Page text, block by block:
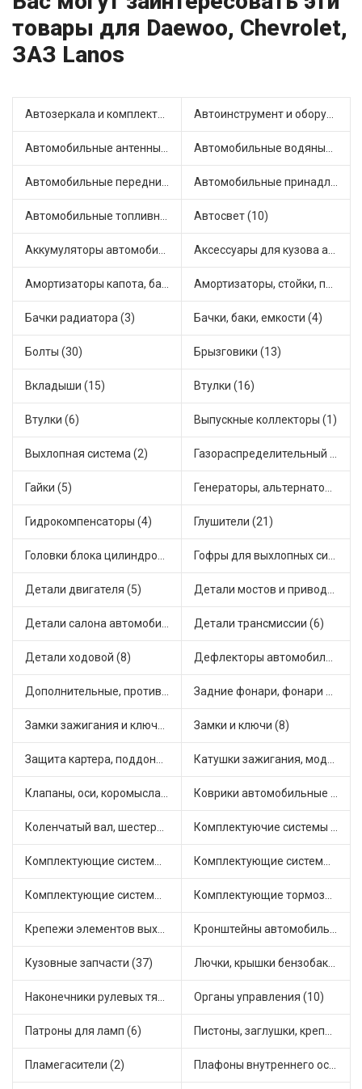
товары для Daewoo, Chevrolet,
ЗАЗ Lanos
Автозеркала и комплектующие (6) Автоинструмент и оборудование (3)
Автомобильные антенны (1) Автомобильные водяные насосы (11)
Автомобильные передние фары (2) Автомобильные принадлежности и аксессуары (2)
Автомобильные топливные насосы (15) Автосвет (10)
Аккумуляторы автомобильные (1) Аксессуары для кузова автомобиля (1)
Амортизаторы капота, багажника (2) Амортизаторы, стойки, подушки стоек (36)
Бачки радиатора (3) Бачки, баки, емкости (4)
Болты (30) Брызговики (13)
Вкладыши (15) Втулки (16)
Втулки (6) Выпускные коллекторы (1)
Выхлопная система (2) Газораспределительный механизм (1)
Гайки (5) Генераторы, альтернаторы и комплектующие (16)
Гидрокомпенсаторы (4) Глушители (21)
Головки блока цилиндров (1) Гофры для выхлопных систем (4)
Детали двигателя (5) Детали мостов и привода трансмиссии (14)
Детали салона автомобиля (14) Детали трансмиссии (6)
Детали ходовой (8) Дефлекторы автомобильные (1)
Дополнительные, противотуманные фары (8) Задние фонари, фонари видимости (2)
Замки зажигания и ключи (6) Замки и ключи (8)
Защита картера, поддона, КПП (2) Катушки зажигания, модули зажигания (11)
Клапаны, оси, коромысла (14) Коврики автомобильные (7)
Коленчатый вал, шестерни коленчатого вала (3) Комплектуючие системы стеклоочистителя (5)
Комплектующие системы выпуска отработавших газов (29) Комплектующие системы отопления (6)
Комплектующие системы питания (14) Комплектующие тормозной системы (13)
Крепежи элементов выхлопной системы (10) Кронштейны автомобильные (1)
Кузовные запчасти (37) Лючки, крышки бензобака (6)
Наконечники рулевых тяг (12) Органы управления (10)
Патроны для ламп (6) Пистоны, заглушки, крепежные элементы (5)
Пламегасители (2) Плафоны внутреннего освещения (1)